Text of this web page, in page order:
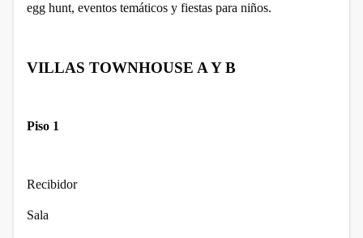
egg hunt, eventos temáticos y fiestas para niños.
VILLAS TOWNHOUSE A Y B
Piso 1
Recibidor
Sala